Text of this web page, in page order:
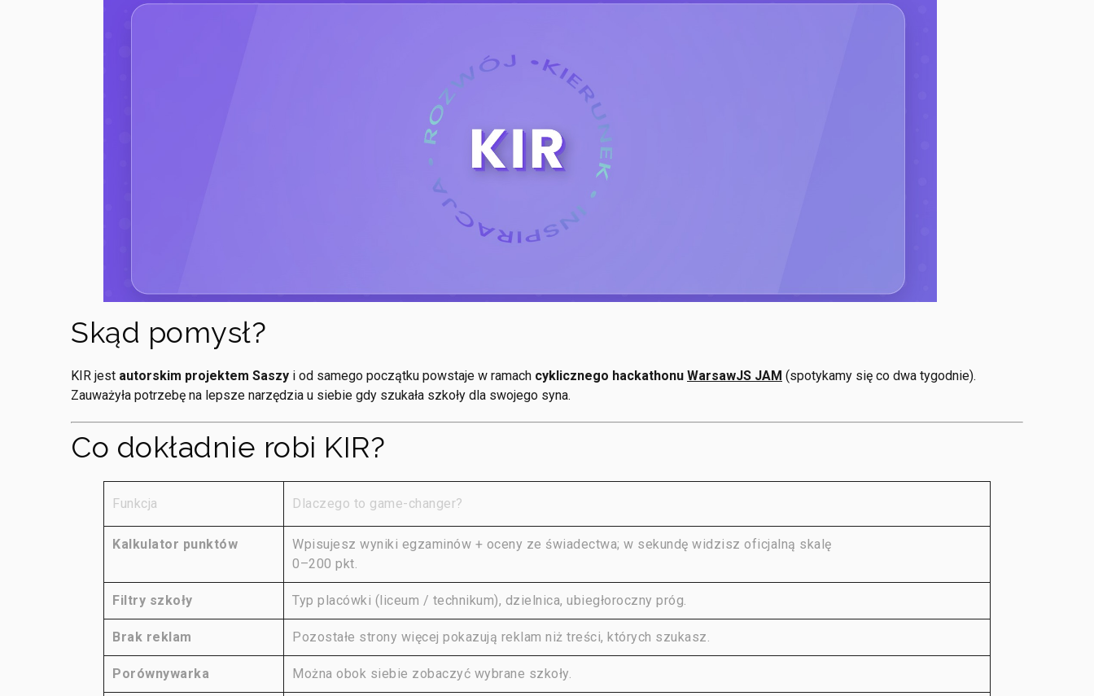
Skąd pomysł?
KIR jest autorskim projektem Saszy i od samego początku powstaje w ramach cyklicznego hackathonu WarsawJS JAM (spotykamy się co dwa tygodnie).
Zauważyła potrzebę na lepsze narzędzia u siebie gdy szukała szkoły dla swojego syna.
Co dokładnie robi KIR?
Funkcja Dlaczego to game-changer?
Kalkulator punktów
Wpisujesz wyniki egzaminów + oceny ze świadectwa; w sekundę widzisz oficjalną skalę
0–200 pkt.
Filtry szkoły Typ placówki (liceum / technikum), dzielnica, ubiegłoroczny próg.
Brak reklam Pozostałe strony więcej pokazują reklam niż treści, których szukasz.
Porównywarka Można obok siebie zobaczyć wybrane szkoły.